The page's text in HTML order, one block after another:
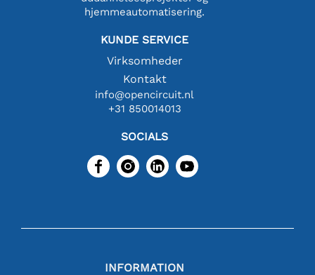
hjemmeautomatisering.
KUNDE SERVICE
Virksomheder
Kontakt
info@opencircuit.nl
+31 850014013
SOCIALS
INFORMATION